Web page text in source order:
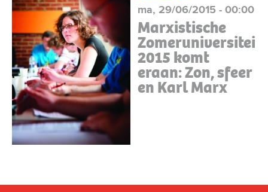
ma, 29/06/2015 - 00:00
Marxistische
Zomeruniversiteit
2015 komt
eraan: Zon, sfeer
en Karl Marx